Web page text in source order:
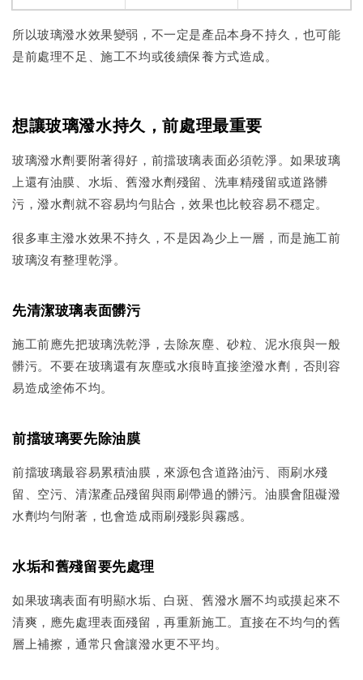
所以玻璃潑水效果變弱，不一定是產品本身不持久，也可能
是前處理不足、施工不均或後續保養方式造成。
想讓玻璃潑水持久，前處理最重要
玻璃潑水劑要附著得好，前擋玻璃表面必須乾淨。如果玻璃
上還有油膜、水垢、舊潑水劑殘留、洗車精殘留或道路髒
污，潑水劑就不容易均勻貼合，效果也比較容易不穩定。
很多車主潑水效果不持久，不是因為少上一層，而是施工前
玻璃沒有整理乾淨。
先清潔玻璃表面髒污
施工前應先把玻璃洗乾淨，去除灰塵、砂粒、泥水痕與一般
髒污。不要在玻璃還有灰塵或水痕時直接塗潑水劑，否則容
易造成塗佈不均。
前擋玻璃要先除油膜
前擋玻璃最容易累積油膜，來源包含道路油污、雨刷水殘
留、空污、清潔產品殘留與雨刷帶過的髒污。油膜會阻礙潑
水劑均勻附著，也會造成雨刷殘影與霧感。
水垢和舊殘留要先處理
如果玻璃表面有明顯水垢、白斑、舊潑水層不均或摸起來不
清爽，應先處理表面殘留，再重新施工。直接在不均勻的舊
層上補擦，通常只會讓潑水更不平均。